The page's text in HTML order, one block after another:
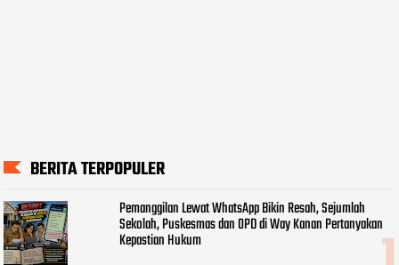
BERITA TERPOPULER
Pemanggilan Lewat WhatsApp Bikin Resah, Sejumlah
Sekolah, Puskesmas dan OPD di Way Kanan Pertanyakan
Kepastian Hukum